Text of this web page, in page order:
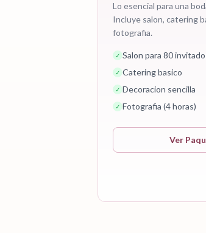
Lo esencial para una
Incluye salon, catering
fotografia.
✓ Salon para 80
✓ Catering basico
✓ Decoracion sencilla
✓ Fotografia (4 horas)
Ver